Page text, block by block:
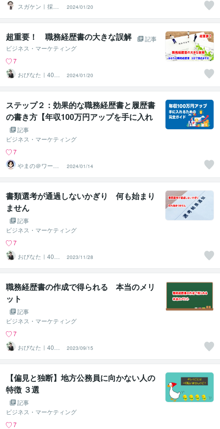
スガケン｜採用
者の心をがっち
り掴む転職術
2024/01/20
超重要！ 職務経歴書の大きな誤解
記事
ビジネス・マーケティング
7
おびなた｜40
代・50代の就活
サポーター
2024/01/20
ステップ２：効果的な職務経歴書と履歴書
の書き方【年収100万円アップを手に入れ
るための完全ガイド】
記事
ビジネス・マーケティング
7
やまの＠ワーマ
マ人事カウンセ
ラー
2024/01/14
書類選考が通過しないかぎり 何も始まり
ません
記事
ビジネス・マーケティング
7
おびなた｜40
代・50代の就活
サポーター
2023/11/28
職務経歴書の作成で得られる 本当のメリ
ット
記事
ビジネス・マーケティング
7
おびなた｜40
代・50代の就活
サポーター
2023/09/15
【偏見と独断】地方公務員に向かない人の
特徴 ３選
記事
ビジネス・マーケティング
7